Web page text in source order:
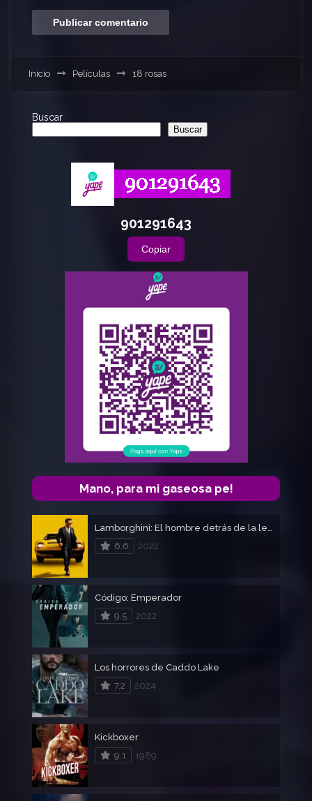
Inicio Películas 18 rosas
Buscar
Buscar
901291643
Copiar
Mano, para mi gaseosa pe!
Lamborghini: El hombre detrás de la leyenda
6.6
2022
Código: Emperador
9.5
2022
Los horrores de Caddo Lake
7.2
2024
Kickboxer
9.1
1989